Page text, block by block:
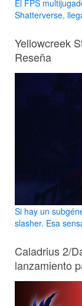
El FPS
Shatterverse,
Yellowcreek
Reseña
Si hay un
slasher. Esa
Caladrius 2/
lanzamiento